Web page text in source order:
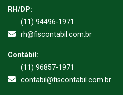
RH/DP:
(11) 94496-1971
rh@fiscontabil.com.br
Contábil:
(11) 96857-1971
contabil@fiscontabil.com.br